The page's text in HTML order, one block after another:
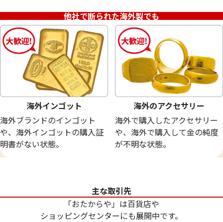
他社で断られた海外製でも
海外インゴット
海外ブランドのインゴット
や、海外インゴットの購入証
明書がない状態。
海外のアクセサリー
海外で購入したアクセサリー
や、海外で購入して金の純度
が不明な状態。
主な取引先
「おたからや」は百貨店や
ショッピングセンターにも展開中です。